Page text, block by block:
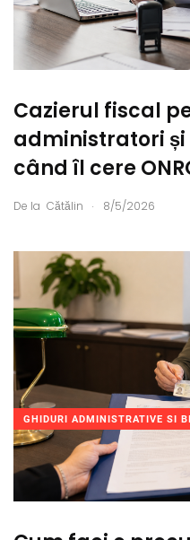
Cazierul fiscal
administratori și
când îl cere
De la Cătălin . 8/5/2026
GHIDURI ADMINISTRATIVE SI